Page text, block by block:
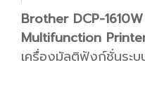
Brother DCP-
Multifunction
เครื่องมัลติฟังก์ชั่นระบ